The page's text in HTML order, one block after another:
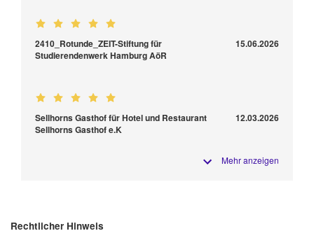
2410_Rotunde_ZEIT-Stiftung für
Studierendenwerk Hamburg AöR
15.06.2026
Sellhorns Gasthof für Hotel und Restaurant
Sellhorns Gasthof e.K
12.03.2026
Mehr anzeigen
Rechtlicher Hinweis